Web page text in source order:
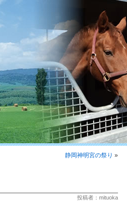
静岡神明宮の祭り »
投稿者：mituoka